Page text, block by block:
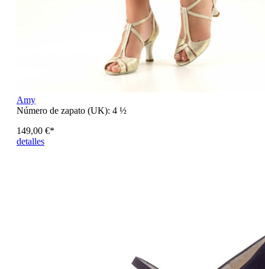
Amy
Número de zapato (UK): 4 ½
149,00 €*
detalles